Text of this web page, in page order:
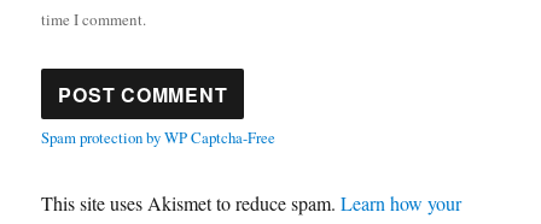
time I comment.
Spam protection by WP Captcha-Free
This site uses Akismet to reduce spam.Learn how your